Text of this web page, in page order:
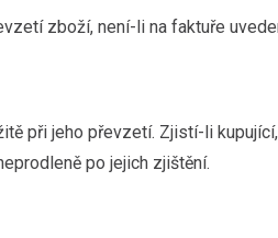
zboží, není-li na faktuře
při jeho převzetí. Zjistí-li
po jejich zjištění.